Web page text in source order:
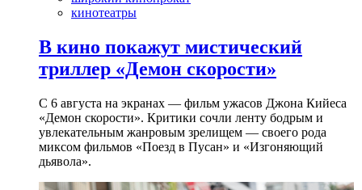
кинотеатры
В кино покажут мистический
триллер «Демон скорости»
С 6 августа на экранах — фильм ужасов Джона Кийеса
«Демон скорости». Критики сочли ленту бодрым и
увлекательным жанровым зрелищeм — своего рода
миксом фильмов «Поезд в Пусан» и «Изгоняющий
дьявола».